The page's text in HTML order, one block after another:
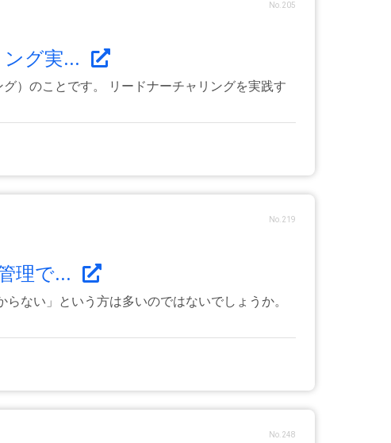
No.205
グ実...
）のことです。 リードナーチャリングを実践す
No.219
理で...
ない」という方は多いのではないでしょうか。
No.248